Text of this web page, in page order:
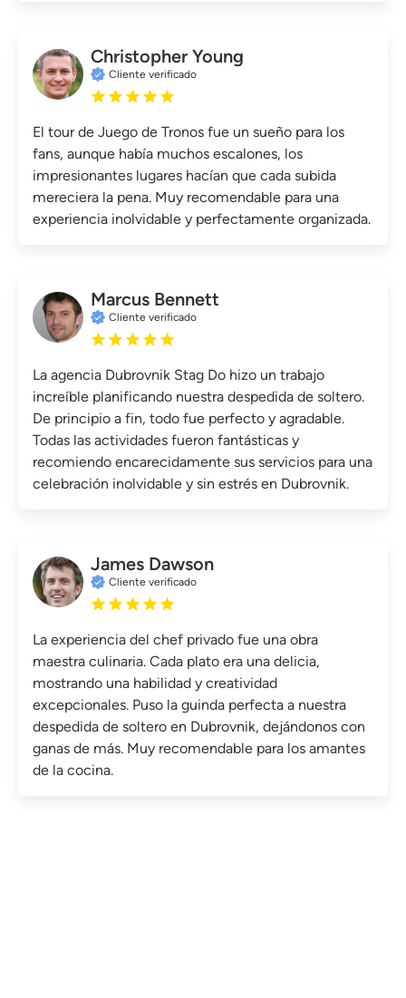
Christopher Young
Cliente verificado
El tour de Juego de Tronos fue un sueño para los
fans, aunque había muchos escalones, los
impresionantes lugares hacían que cada subida
mereciera la pena. Muy recomendable para una
experiencia inolvidable y perfectamente organizada.
Marcus Bennett
Cliente verificado
La agencia Dubrovnik Stag Do hizo un trabajo
increíble planificando nuestra despedida de soltero.
De principio a fin, todo fue perfecto y agradable.
Todas las actividades fueron fantásticas y
recomiendo encarecidamente sus servicios para una
celebración inolvidable y sin estrés en Dubrovnik.
James Dawson
Cliente verificado
La experiencia del chef privado fue una obra
maestra culinaria. Cada plato era una delicia,
mostrando una habilidad y creatividad
excepcionales. Puso la guinda perfecta a nuestra
despedida de soltero en Dubrovnik, dejándonos con
ganas de más. Muy recomendable para los amantes
de la cocina.